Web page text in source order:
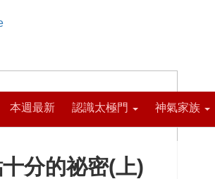
本週最新 認識太極門 神氣家族
分的祕密(上)